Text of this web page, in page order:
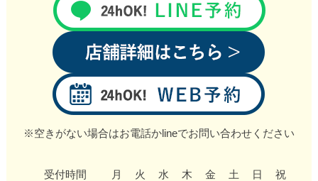
※空きがない場合はお電話かlineでお問い合わせください
受付時間 月 火 水 木 金 土 日 祝